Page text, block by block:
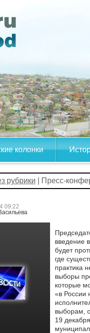
колонки
рубрики | Пресс-
09:22
введение
будет
где
практика
выборы
которые
«в России
выборам,
19